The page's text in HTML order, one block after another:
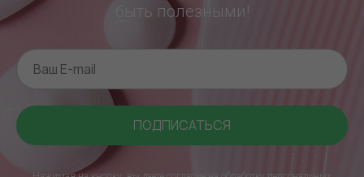
быть полезными!
ПОДПИСАТЬСЯ